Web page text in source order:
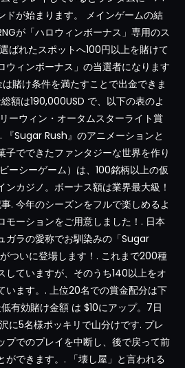
ドが始まります。 メインゲームの結
が「ハロウィンボーナス」専用のス
ばれたスポットへ100円以上を賭けて
ウィンボーナス」の当選者になります
賭け条件を満たすことで出金できま
額は190,000USD で、以下の表のよ
ーウィン・オータムスターライト賞
『Sugar Rush』のアニメーションと
子でできたファンタジーな世界を作り
ーシーゲーム）は、100銘柄以上の仮
カジノ。ボーナス額は業界最大級！
. 今年のシーズンをフルで楽しめるよ
モーションをご用意しました！. 日本
ガラの愛称でお馴染みの「Sugar
ついに登場します！. これまで200種
していますが、そのうち140以上をオ
います。. 上位20名での賞金配分は下
有効賭け金額 は $10にアップ。7日
に5名様ポッキリで山分けです. プレ
プでのプレイを中断し、後で戻って前
ができます。. 「壊し屋」と言われる